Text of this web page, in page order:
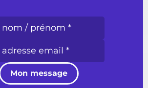
Mon message